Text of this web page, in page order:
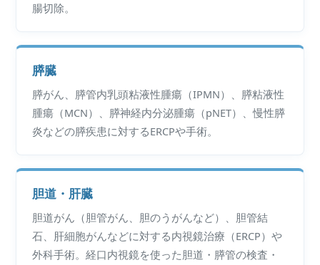
腸切除。
膵臓
膵がん、膵管内乳頭粘液性腫瘍（IPMN）、膵粘液性
腫瘍（MCN）、膵神経内分泌腫瘍（pNET）、慢性膵
炎などの膵疾患に対するERCPや手術。
胆道・肝臓
胆道がん（胆管がん、胆のうがんなど）、胆管結
石、肝細胞がんなどに対する内視鏡治療（ERCP）や
外科手術。経口内視鏡を使った胆道・膵管の検査・